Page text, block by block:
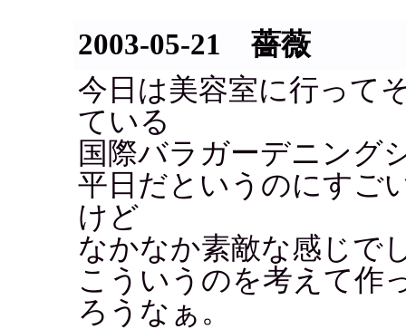
2003-05-21 薔薇
今日は美容室に行って
ている
国際バラガーデニング
平日だというのにすご
けど
なかなか素敵な感じで
こういうのを考えて作
ろうなぁ。